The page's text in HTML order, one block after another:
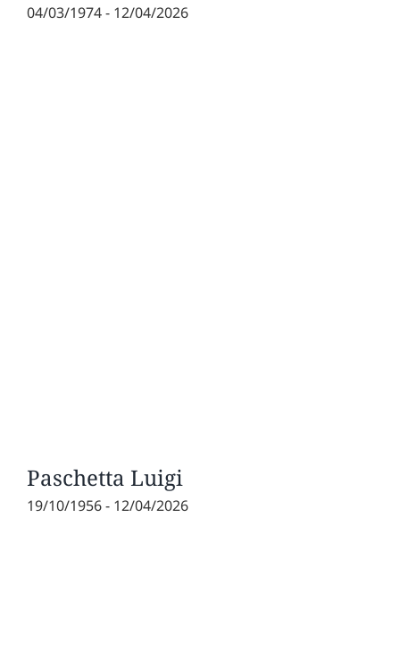
04/03/1974 - 12/04/2026
Paschetta Luigi
19/10/1956 - 12/04/2026